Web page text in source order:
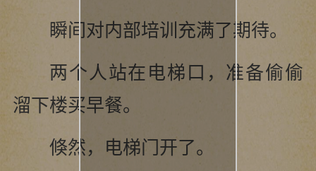
瞬间对内部培训充满了期待。
两个人站在电梯口，准备偷偷
溜下楼买早餐。
倏然，电梯门开了。